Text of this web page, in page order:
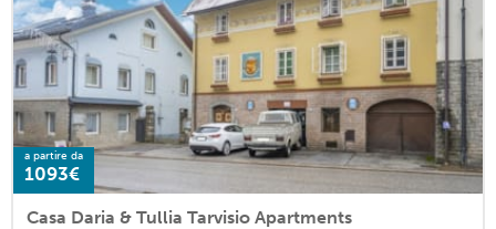
a partire da
1093€
Casa Daria & Tullia Tarvisio Apartments